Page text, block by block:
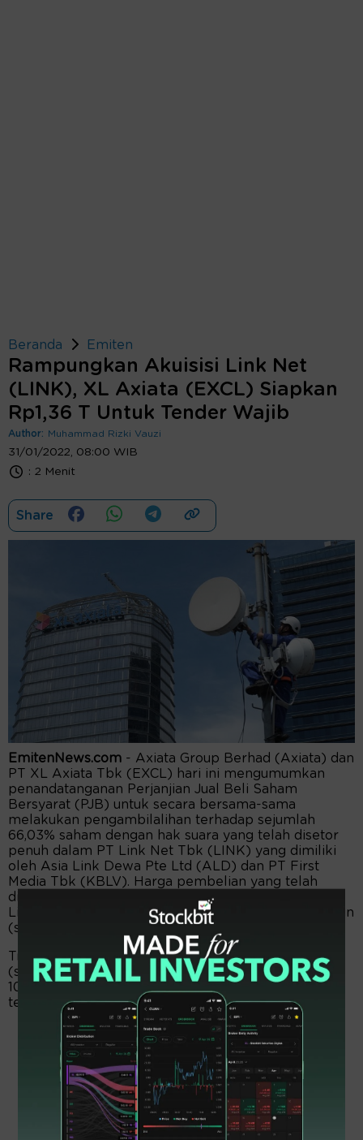
Beranda Emiten
Rampungkan Akuisisi Link Net
(LINK), XL Axiata (EXCL) Siapkan
Rp1,36 T Untuk Tender Wajib
Author: Muhammad Rizki Vauzi
31/01/2022, 08:00 WIB
: 2 Menit
Share
EmitenNews.com - Axiata Group Berhad (Axiata) dan
PT XL Axiata Tbk (EXCL) hari ini mengumumkan
penandatanganan Perjanjian Jual Beli Saham
Bersyarat (PJB) untuk secara bersama-sama
melakukan pengambilalihan terhadap sejumlah
66,03% saham dengan hak suara yang telah disetor
penuh dalam PT Link Net Tbk (LINK) yang dimiliki
oleh Asia Link Dewa Pte Ltd (ALD) dan PT First
Media Tbk (KBLV). Harga pembelian yang telah
disepakati senilai Rp 4.800 per saham biasa pada
Link Net (Saham Link Net) atau sekitar Rp 8,72 triliun
(setara dengan sekitar RM2,55 miliar.
Transaksi Ini berarti bernilai sekitar Rp 13,21 triliun
(setara dengan sekitar RM3,86 miliar2,3) untuk
100,00% keseluruhan saham dengan hak suara yang
telah disetor penuh dalam Link Net.